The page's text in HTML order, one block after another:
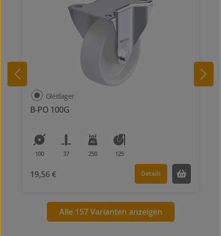
B-PO 100G
Gleitlager
100 37 250 125
19,56 € Details
Alle 157 Varianten anzeigen